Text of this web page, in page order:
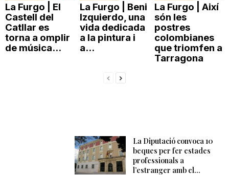
La Furgo | El
Castell del
Catllar es
torna a omplir
de música...
La Furgo | Beni
Izquierdo, una
vida dedicada
a la pintura i
a...
La Furgo | Així
són les
postres
colombianes
que triomfen a
Tarragona